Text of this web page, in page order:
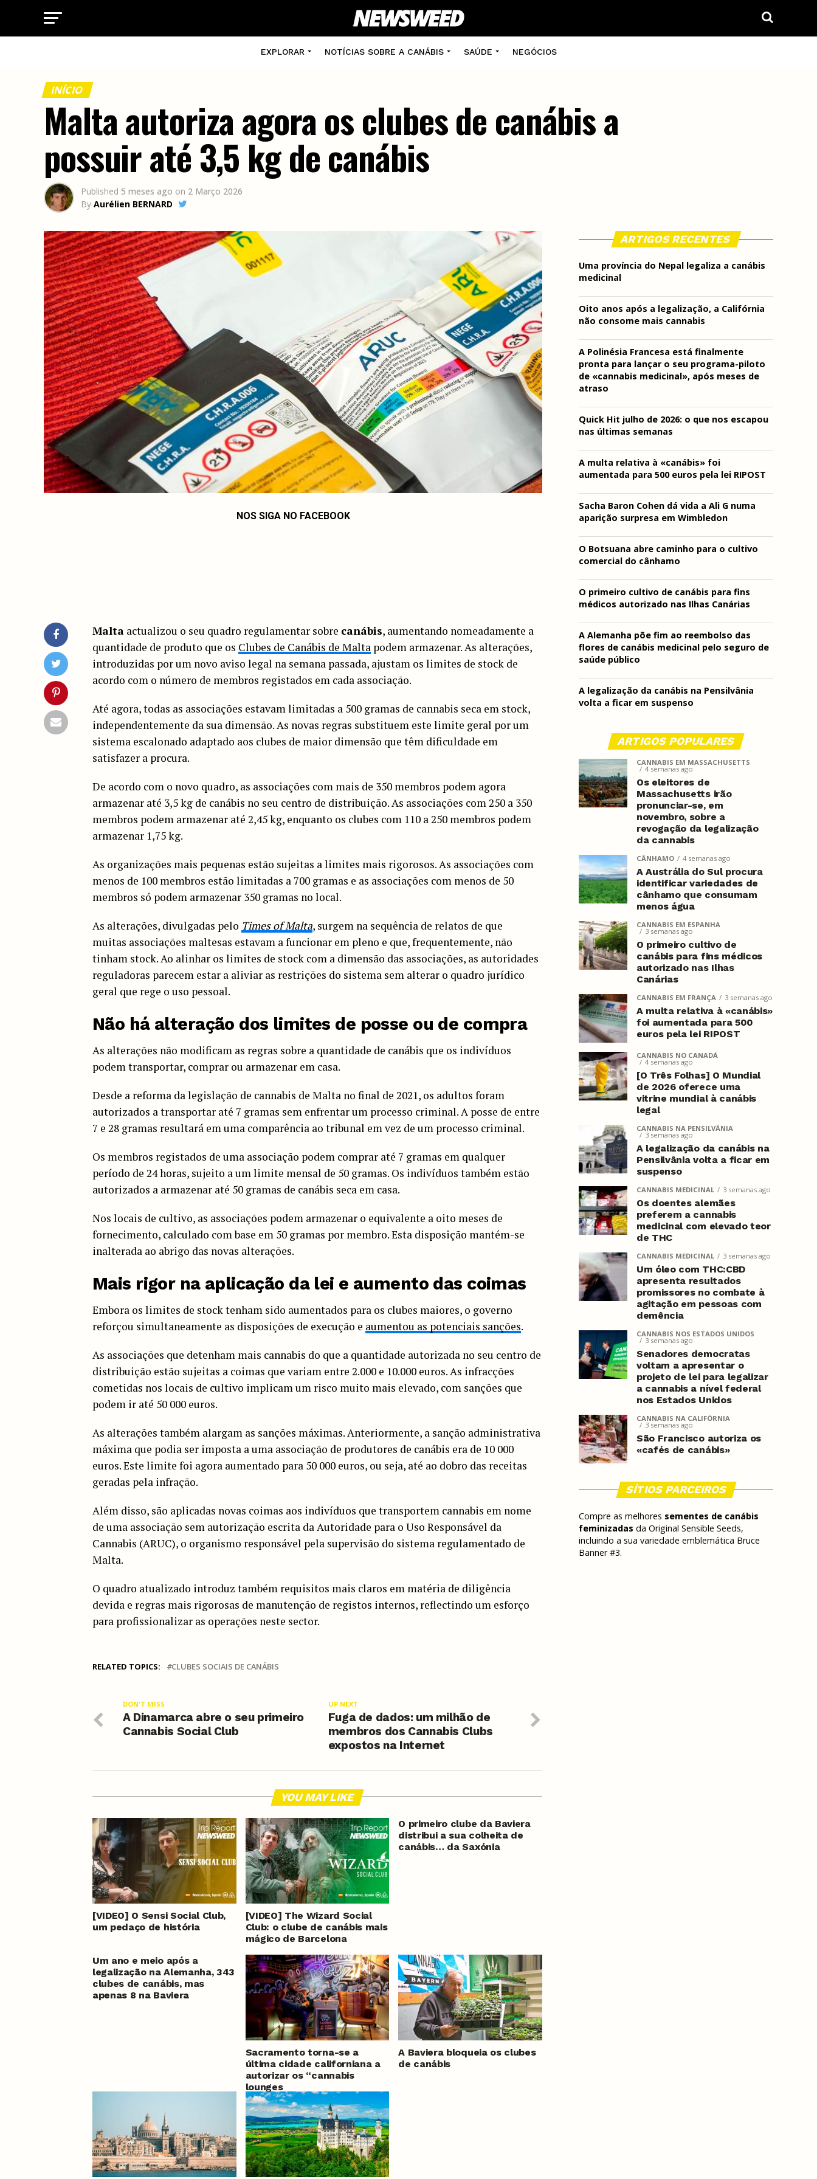
EXPLORAR NOTÍCIAS SOBRE A CANÁBIS SAÚDE NEGÓCIOS
INÍCIO
Malta autoriza agora os clubes de canábis a
possuir até 3,5 kg de canábis
Published 5 meses ago on 2 Março 2026
By Aurélien BERNARD
NOS SIGA NO FACEBOOK
Malta actualizou o seu quadro regulamentar sobre canábis, aumentando nomeadamente a
quantidade de produto que os Clubes de Canábis de Malta podem armazenar. As alterações,
introduzidas por um novo aviso legal na semana passada, ajustam os limites de stock de
acordo com o número de membros registados em cada associação.
Até agora, todas as associações estavam limitadas a 500 gramas de cannabis seca em stock,
independentemente da sua dimensão. As novas regras substituem este limite geral por um
sistema escalonado adaptado aos clubes de maior dimensão que têm dificuldade em
satisfazer a procura.
De acordo com o novo quadro, as associações com mais de 350 membros podem agora
armazenar até 3,5 kg de canábis no seu centro de distribuição. As associações com 250 a 350
membros podem armazenar até 2,45 kg, enquanto os clubes com 110 a 250 membros podem
armazenar 1,75 kg.
As organizações mais pequenas estão sujeitas a limites mais rigorosos. As associações com
menos de 100 membros estão limitadas a 700 gramas e as associações com menos de 50
membros só podem armazenar 350 gramas no local.
As alterações, divulgadas pelo Times of Malta, surgem na sequência de relatos de que
muitas associações maltesas estavam a funcionar em pleno e que, frequentemente, não
tinham stock. Ao alinhar os limites de stock com a dimensão das associações, as autoridades
reguladoras parecem estar a aliviar as restrições do sistema sem alterar o quadro jurídico
geral que rege o uso pessoal.
Não há alteração dos limites de posse ou de compra
As alterações não modificam as regras sobre a quantidade de canábis que os indivíduos
podem transportar, comprar ou armazenar em casa.
Desde a reforma da legislação de cannabis de Malta no final de 2021, os adultos foram
autorizados a transportar até 7 gramas sem enfrentar um processo criminal. A posse de entre
7 e 28 gramas resultará em uma comparência ao tribunal em vez de um processo criminal.
Os membros registados de uma associação podem comprar até 7 gramas em qualquer
período de 24 horas, sujeito a um limite mensal de 50 gramas. Os indivíduos também estão
autorizados a armazenar até 50 gramas de canábis seca em casa.
Nos locais de cultivo, as associações podem armazenar o equivalente a oito meses de
fornecimento, calculado com base em 50 gramas por membro. Esta disposição mantém-se
inalterada ao abrigo das novas alterações.
Mais rigor na aplicação da lei e aumento das coimas
Embora os limites de stock tenham sido aumentados para os clubes maiores, o governo
reforçou simultaneamente as disposições de execução e aumentou as potenciais sanções.
As associações que detenham mais cannabis do que a quantidade autorizada no seu centro de
distribuição estão sujeitas a coimas que variam entre 2.000 e 10.000 euros. As infracções
cometidas nos locais de cultivo implicam um risco muito mais elevado, com sanções que
podem ir até 50 000 euros.
As alterações também alargam as sanções máximas. Anteriormente, a sanção administrativa
máxima que podia ser imposta a uma associação de produtores de canábis era de 10 000
euros. Este limite foi agora aumentado para 50 000 euros, ou seja, até ao dobro das receitas
geradas pela infração.
Além disso, são aplicadas novas coimas aos indivíduos que transportem cannabis em nome
de uma associação sem autorização escrita da Autoridade para o Uso Responsável da
Cannabis (ARUC), o organismo responsável pela supervisão do sistema regulamentado de
Malta.
O quadro atualizado introduz também requisitos mais claros em matéria de diligência
devida e regras mais rigorosas de manutenção de registos internos, reflectindo um esforço
para profissionalizar as operações neste sector.
RELATED TOPICS: CLUBES SOCIAIS DE CANÁBIS
UP NEXT
Fuga de dados: um milhão de
membros dos Cannabis Clubs
expostos na Internet
DON'T MISS
A Dinamarca abre o seu primeiro
Cannabis Social Club
YOU MAY LIKE
[VIDEO] O Sensi Social Club,
um pedaço de história
[VIDEO] The Wizard Social
Club: o clube de canábis mais
mágico de Barcelona
O primeiro clube da Baviera
distribui a sua colheita de
canábis… da Saxónia
Um ano e meio após a
legalização na Alemanha, 343
clubes de canábis, mas
apenas 8 na Baviera
Sacramento torna-se a
última cidade californiana a
autorizar os “cannabis
lounges
A Baviera bloqueia os clubes
de canábis
ARTIGOS RECENTES
Uma província do Nepal legaliza a canábis
medicinal
Oito anos após a legalização, a Califórnia
não consome mais cannabis
A Polinésia Francesa está finalmente
pronta para lançar o seu programa-piloto
de «cannabis medicinal», após meses de
atraso
Quick Hit julho de 2026: o que nos escapou
nas últimas semanas
A multa relativa à «canábis» foi
aumentada para 500 euros pela lei RIPOST
Sacha Baron Cohen dá vida a Ali G numa
aparição surpresa em Wimbledon
O Botsuana abre caminho para o cultivo
comercial do cânhamo
O primeiro cultivo de canábis para fins
médicos autorizado nas Ilhas Canárias
A Alemanha põe fim ao reembolso das
flores de canábis medicinal pelo seguro de
saúde público
A legalização da canábis na Pensilvânia
volta a ficar em suspenso
ARTIGOS POPULARES
CANNABIS EM MASSACHUSETTS
4 semanas ago
Os eleitores de
Massachusetts irão
pronunciar-se, em
novembro, sobre a
revogação da legalização
da cannabis
CÂNHAMO 4 semanas ago
A Austrália do Sul procura
identificar variedades de
cânhamo que consumam
menos água
CANNABIS EM ESPANHA
3 semanas ago
O primeiro cultivo de
canábis para fins médicos
autorizado nas Ilhas
Canárias
CANNABIS EM FRANÇA 3 semanas ago
A multa relativa à «canábis»
foi aumentada para 500
euros pela lei RIPOST
CANNABIS NO CANADÁ
4 semanas ago
[O Três Folhas] O Mundial
de 2026 oferece uma
vitrine mundial à canábis
legal
CANNABIS NA PENSILVÂNIA
3 semanas ago
A legalização da canábis na
Pensilvânia volta a ficar em
suspenso
CANNABIS MEDICINAL 3 semanas ago
Os doentes alemães
preferem a cannabis
medicinal com elevado teor
de THC
CANNABIS MEDICINAL 3 semanas ago
Um óleo com THC:CBD
apresenta resultados
promissores no combate à
agitação em pessoas com
demência
CANNABIS NOS ESTADOS UNIDOS
3 semanas ago
Senadores democratas
voltam a apresentar o
projeto de lei para legalizar
a cannabis a nível federal
nos Estados Unidos
CANNABIS NA CALIFÓRNIA
3 semanas ago
São Francisco autoriza os
«cafés de canábis»
SÍTIOS PARCEIROS
Compre as melhores sementes de canábis
feminizadas da Original Sensible Seeds,
incluindo a sua variedade emblemática Bruce
Banner #3.